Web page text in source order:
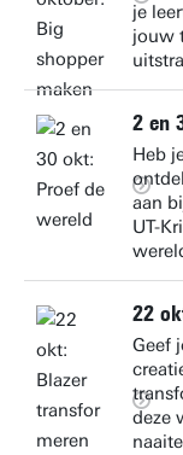
je
jouw
2 en
Heb
aan
UT-
22
Geef
deze